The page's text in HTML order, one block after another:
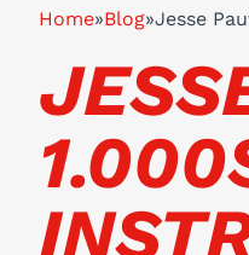
Home»Blog»Jesse